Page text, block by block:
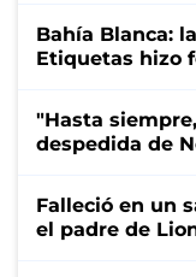
Bahía Blanca:
Etiquetas hizo
"Hasta
despedida de
Falleció en un
el padre de